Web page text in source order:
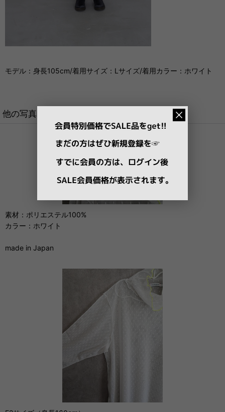
モデル：身長105cm/着用サイズ：Lサイズ/着用カラー：ホワイト
他の写真
素材：ポリエステル100%
カラー：ホワイト
made in Japan